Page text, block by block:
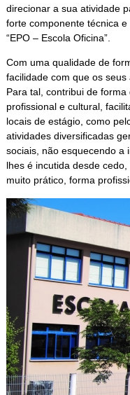
direcionar a sua atividade
forte componente técnica
“EPO – Escola Oficina”.
Com uma qualidade de
facilidade com que os
Para tal, contribui de
profissional e cultural,
locais de estágio, como
atividades diversificadas
sociais, não esquecendo a
lhes é incutida desde
muito prático, forma